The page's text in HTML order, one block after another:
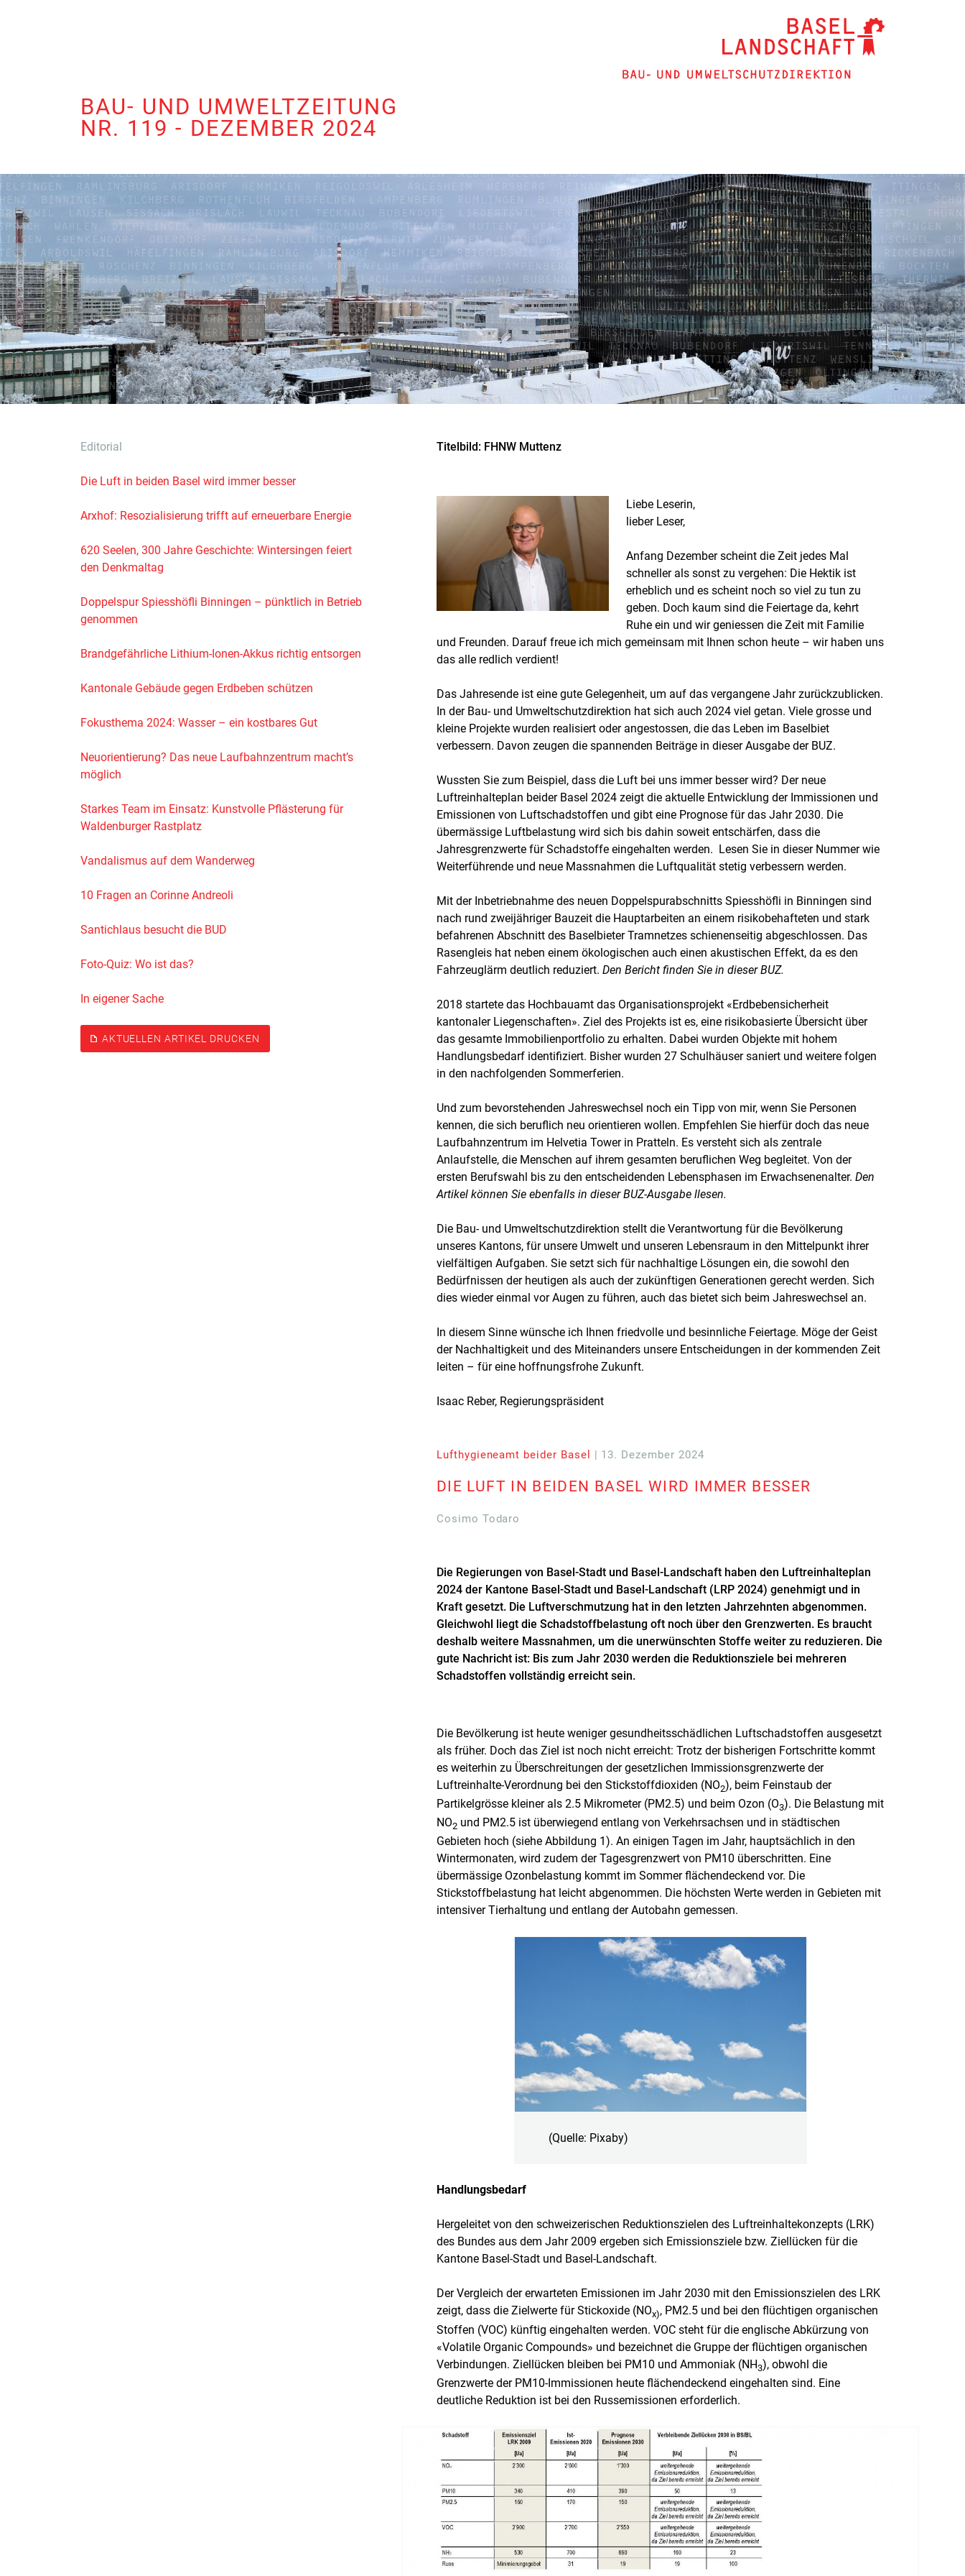
BAU- UND UMWELTZEITUNG
NR. 119 - DEZEMBER 2024
Editorial
Die Luft in beiden Basel wird immer besser
Arxhof: Resozialisierung trifft auf erneuerbare Energie
620 Seelen, 300 Jahre Geschichte: Wintersingen feiert
den Denkmaltag
Doppelspur Spiesshöfli Binningen – pünktlich in Betrieb
genommen
Brandgefährliche Lithium-Ionen-Akkus richtig entsorgen
Kantonale Gebäude gegen Erdbeben schützen
Fokusthema 2024: Wasser – ein kostbares Gut
Neuorientierung? Das neue Laufbahnzentrum macht’s
möglich
Starkes Team im Einsatz: Kunstvolle Pflästerung für
Waldenburger Rastplatz
Vandalismus auf dem Wanderweg
10 Fragen an Corinne Andreoli
Santichlaus besucht die BUD
Foto-Quiz: Wo ist das?
In eigener Sache
AKTUELLEN ARTIKEL DRUCKEN
Titelbild: FHNW Muttenz
Liebe Leserin,
lieber Leser,
Anfang Dezember scheint die Zeit jedes Mal
schneller als sonst zu vergehen: Die Hektik ist
erheblich und es scheint noch so viel zu tun zu
geben. Doch kaum sind die Feiertage da, kehrt
Ruhe ein und wir geniessen die Zeit mit Familie
und Freunden. Darauf freue ich mich gemeinsam mit Ihnen schon heute – wir haben uns
das alle redlich verdient!
Das Jahresende ist eine gute Gelegenheit, um auf das vergangene Jahr zurückzublicken.
In der Bau- und Umweltschutzdirektion hat sich auch 2024 viel getan. Viele grosse und
kleine Projekte wurden realisiert oder angestossen, die das Leben im Baselbiet
verbessern. Davon zeugen die spannenden Beiträge in dieser Ausgabe der BUZ.
Wussten Sie zum Beispiel, dass die Luft bei uns immer besser wird? Der neue
Luftreinhalteplan beider Basel 2024 zeigt die aktuelle Entwicklung der Immissionen und
Emissionen von Luftschadstoffen und gibt eine Prognose für das Jahr 2030. Die
übermässige Luftbelastung wird sich bis dahin soweit entschärfen, dass die
Jahresgrenzwerte für Schadstoffe eingehalten werden. Lesen Sie in dieser Nummer wie
Weiterführende und neue Massnahmen die Luftqualität stetig verbessern werden.
Mit der Inbetriebnahme des neuen Doppelspurabschnitts Spiesshöfli in Binningen sind
nach rund zweijähriger Bauzeit die Hauptarbeiten an einem risikobehafteten und stark
befahrenen Abschnitt des Baselbieter Tramnetzes schienenseitig abgeschlossen. Das
Rasengleis hat neben einem ökologischen auch einen akustischen Effekt, da es den
Fahrzeuglärm deutlich reduziert. Den Bericht finden Sie in dieser BUZ.
2018 startete das Hochbauamt das Organisationsprojekt «Erdbebensicherheit
kantonaler Liegenschaften». Ziel des Projekts ist es, eine risikobasierte Übersicht über
das gesamte Immobilienportfolio zu erhalten. Dabei wurden Objekte mit hohem
Handlungsbedarf identifiziert. Bisher wurden 27 Schulhäuser saniert und weitere folgen
in den nachfolgenden Sommerferien.
Und zum bevorstehenden Jahreswechsel noch ein Tipp von mir, wenn Sie Personen
kennen, die sich beruflich neu orientieren wollen. Empfehlen Sie hierfür doch das neue
Laufbahnzentrum im Helvetia Tower in Pratteln. Es versteht sich als zentrale
Anlaufstelle, die Menschen auf ihrem gesamten beruflichen Weg begleitet. Von der
ersten Berufswahl bis zu den entscheidenden Lebensphasen im Erwachsenenalter. Den
Artikel können Sie ebenfalls in dieser BUZ-Ausgabe llesen.
Die Bau- und Umweltschutzdirektion stellt die Verantwortung für die Bevölkerung
unseres Kantons, für unsere Umwelt und unseren Lebensraum in den Mittelpunkt ihrer
vielfältigen Aufgaben. Sie setzt sich für nachhaltige Lösungen ein, die sowohl den
Bedürfnissen der heutigen als auch der zukünftigen Generationen gerecht werden. Sich
dies wieder einmal vor Augen zu führen, auch das bietet sich beim Jahreswechsel an.
In diesem Sinne wünsche ich Ihnen friedvolle und besinnliche Feiertage. Möge der Geist
der Nachhaltigkeit und des Miteinanders unsere Entscheidungen in der kommenden Zeit
leiten – für eine hoffnungsfrohe Zukunft.
Isaac Reber, Regierungspräsident
Lufthygieneamt beider Basel | 13. Dezember 2024
DIE LUFT IN BEIDEN BASEL WIRD IMMER BESSER
Cosimo Todaro
Die Regierungen von Basel-Stadt und Basel-Landschaft haben den Luftreinhalteplan
2024 der Kantone Basel-Stadt und Basel-Landschaft (LRP 2024) genehmigt und in
Kraft gesetzt. Die Luftverschmutzung hat in den letzten Jahrzehnten abgenommen.
Gleichwohl liegt die Schadstoffbelastung oft noch über den Grenzwerten. Es braucht
deshalb weitere Massnahmen, um die unerwünschten Stoffe weiter zu reduzieren. Die
gute Nachricht ist: Bis zum Jahr 2030 werden die Reduktionsziele bei mehreren
Schadstoffen vollständig erreicht sein.
Die Bevölkerung ist heute weniger gesundheitsschädlichen Luftschadstoffen ausgesetzt
als früher. Doch das Ziel ist noch nicht erreicht: Trotz der bisherigen Fortschritte kommt
es weiterhin zu Überschreitungen der gesetzlichen Immissionsgrenzwerte der
Luftreinhalte-Verordnung bei den Stickstoffdioxiden (NO2), beim Feinstaub der
Partikelgrösse kleiner als 2.5 Mikrometer (PM2.5) und beim Ozon (O3). Die Belastung mit
NO2 und PM2.5 ist überwiegend entlang von Verkehrsachsen und in städtischen
Gebieten hoch (siehe Abbildung 1). An einigen Tagen im Jahr, hauptsächlich in den
Wintermonaten, wird zudem der Tagesgrenzwert von PM10 überschritten. Eine
übermässige Ozonbelastung kommt im Sommer flächendeckend vor. Die
Stickstoffbelastung hat leicht abgenommen. Die höchsten Werte werden in Gebieten mit
intensiver Tierhaltung und entlang der Autobahn gemessen.
(Quelle: Pixaby)
Handlungsbedarf
Hergeleitet von den schweizerischen Reduktionszielen des Luftreinhaltekonzepts (LRK)
des Bundes aus dem Jahr 2009 ergeben sich Emissionsziele bzw. Ziellücken für die
Kantone Basel-Stadt und Basel-Landschaft.
Der Vergleich der erwarteten Emissionen im Jahr 2030 mit den Emissionszielen des LRK
zeigt, dass die Zielwerte für Stickoxide (NOx), PM2.5 und bei den flüchtigen organischen
Stoffen (VOC) künftig eingehalten werden. ⁠VOC⁠ steht für die englische Abkürzung von
«Volatile Organic Compounds» und bezeichnet die Gruppe der flüchtigen organischen
Verbindungen. Ziellücken bleiben bei PM10 und Ammoniak (NH3), obwohl die
Grenzwerte der PM10-Immissionen heute flächendeckend eingehalten sind. Eine
deutliche Reduktion ist bei den Russemissionen erforderlich.